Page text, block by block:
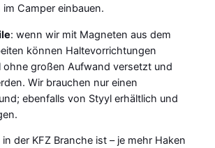
Camper einbauen.
: wenn wir mit Magneten aus dem
können Haltevorrichtungen
ohne großen Aufwand versetzt und
Wir brauchen nur einen
ebenfalls von Styyl erhältlich und
der KFZ Branche ist – je mehr Haken